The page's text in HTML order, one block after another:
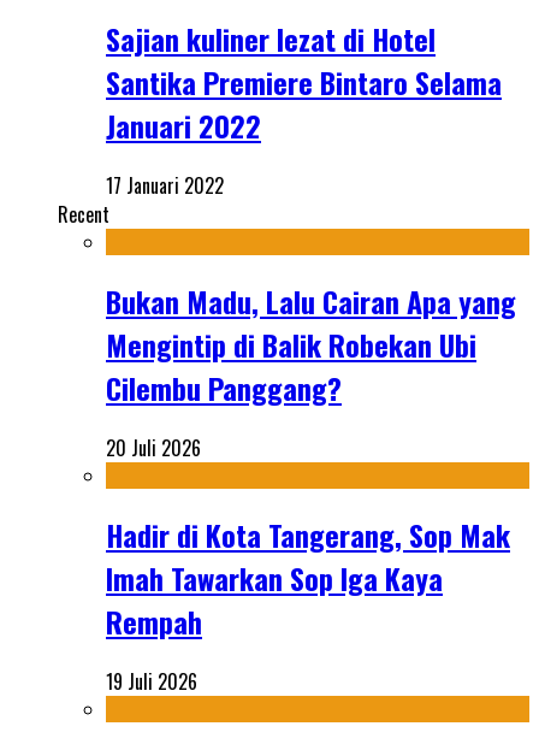
Sajian kuliner lezat di Hotel
Santika Premiere Bintaro Selama
Januari 2022
17 Januari 2022
Recent
Bukan Madu, Lalu Cairan Apa yang
Mengintip di Balik Robekan Ubi
Cilembu Panggang?
20 Juli 2026
Hadir di Kota Tangerang, Sop Mak
Imah Tawarkan Sop Iga Kaya
Rempah
19 Juli 2026